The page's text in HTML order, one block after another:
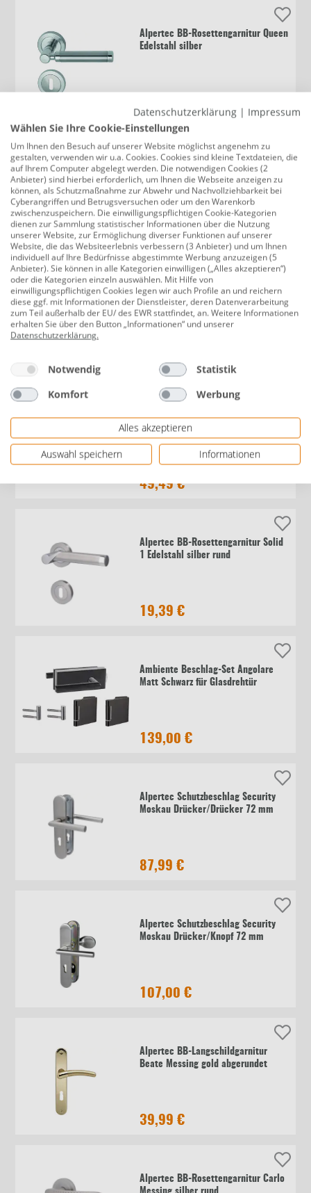
Alpertec BB-Rosettengarnitur Queen
Edelstahl silber
Alpertec BB-Langschildgarnitur Sale
Messing silber abgerundet
49,99 €
Alpertec WC-Langschildgarnitur
Beate Messing Bi-Colour abgerundet
Alpertec WC-Langschildgarnitur Sale
Messing gold abgerundet
49,49 €
Alpertec BB-Rosettengarnitur Solid
1 Edelstahl silber rund
19,39 €
Ambiente Beschlag-Set Angolare
Matt Schwarz für Glasdrehtür
139,00 €
Alpertec Schutzbeschlag Security
Moskau Drücker/Drücker 72 mm
87,99 €
Alpertec Schutzbeschlag Security
Moskau Drücker/Knopf 72 mm
107,00 €
Alpertec BB-Langschildgarnitur
Beate Messing gold abgerundet
39,99 €
Alpertec BB-Rosettengarnitur Carlo
Datenschutzerklärung | Impressum
Wählen Sie Ihre Cookie-Einstellungen
Um Ihnen den Besuch auf unserer Website möglichst angenehm zu
gestalten, verwenden wir u.a. Cookies. Cookies sind kleine Textdateien, die
auf Ihrem Computer abgelegt werden. Die notwendigen Cookies (2
Anbieter) sind hierbei erforderlich, um Ihnen die Webseite anzeigen zu
können, als Schutzmaßnahme zur Abwehr und Nachvollziehbarkeit bei
Cyberangriffen und Betrugsversuchen oder um den Warenkorb
zwischenzuspeichern. Die einwilligungspflichtigen Cookie-Kategorien
dienen zur Sammlung statistischer Informationen über die Nutzung
unserer Website, zur Ermöglichung diverser Funktionen auf unserer
Website, die das Websiteerlebnis verbessern (3 Anbieter) und um Ihnen
individuell auf Ihre Bedürfnisse abgestimmte Werbung anzuzeigen (5
Anbieter). Sie können in alle Kategorien einwilligen („Alles akzeptieren“)
oder die Kategorien einzeln auswählen. Mit Hilfe von
einwilligungspflichtigen Cookies legen wir auch Profile an und reichern
diese ggf. mit Informationen der Dienstleister, deren Datenverarbeitung
zum Teil außerhalb der EU/ des EWR stattfindet, an. Weitere Informationen
erhalten Sie über den Button „Informationen“ und unserer
Datenschutzerklärung.
Notwendig
Statistik
Komfort
Werbung
Alles akzeptieren
Auswahl speichern
Informationen